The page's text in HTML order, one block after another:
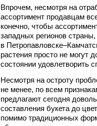
Впрочем, несмотря на
ассортимент продавцам
конечно, чтобы
западных регионов
в
растения просто не могут
состоянии удовлетворить
Несмотря на остроту
не менее, по всем
предлагают сегодня
составления букета до
помимо традиционных